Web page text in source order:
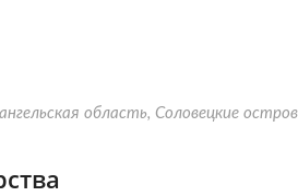
область, Соловецкие